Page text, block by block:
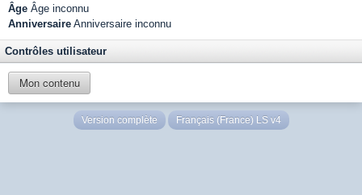
Âge Âge inconnu
Anniversaire Anniversaire inconnu
Contrôles utilisateur
Mon contenu
Version complète Français (France) LS v4